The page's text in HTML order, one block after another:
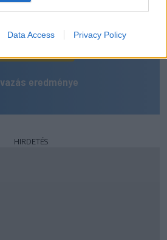
Data Access Privacy Policy
eredménye
HIRDETÉS